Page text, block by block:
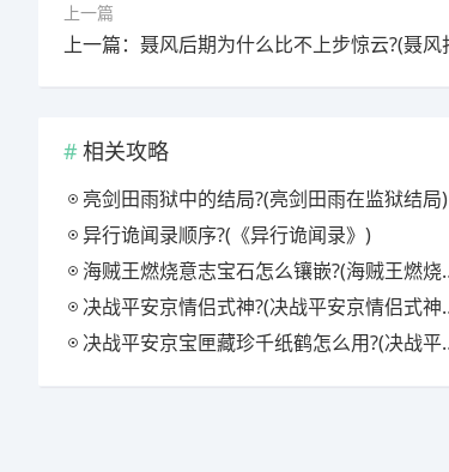
上一篇
相关攻略
亮剑田雨狱中的结局?(亮剑田雨在监狱结局)
异行诡闻录顺序?(《异行诡闻录》)
海贼王燃烧意志宝石怎么镶嵌?(海贼王燃烧意志宝石镶嵌攻略)
决战平安京情侣式神?(决战平安京情侣式神怎么获得)
决战平安京宝匣藏珍千纸鹤怎么用?(决战平安京匣中珍宝活动)